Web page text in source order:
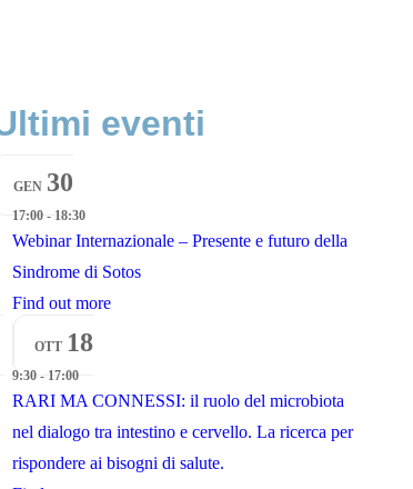
eventi
GEN 30
17:00 - 18:30
Webinar Internazionale – Presente e futuro della
Sindrome di Sotos
Find out more
OTT 18
9:30 - 17:00
RARI MA CONNESSI: il ruolo del microbiota
nel dialogo tra intestino e cervello. La ricerca per
rispondere ai bisogni di salute.